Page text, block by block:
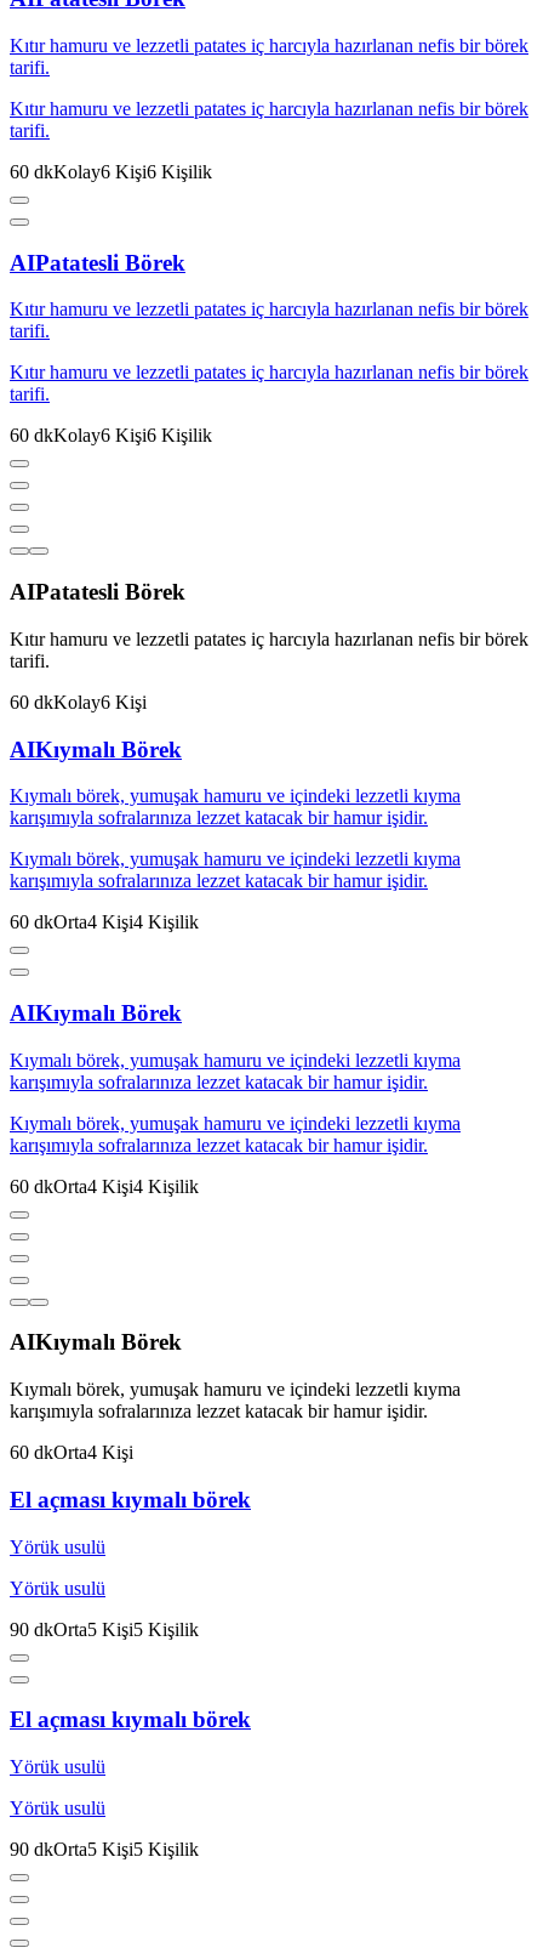
Kıtır hamuru ve lezzetli patates iç harcıyla hazırlanan nefis bir börek
tarifi.
Kıtır hamuru ve lezzetli patates iç harcıyla hazırlanan nefis bir börek
tarifi.
60 dkKolay6 Kişi6 Kişilik
AIPatatesli Börek
Kıtır hamuru ve lezzetli patates iç harcıyla hazırlanan nefis bir börek
tarifi.
Kıtır hamuru ve lezzetli patates iç harcıyla hazırlanan nefis bir börek
tarifi.
60 dkKolay6 Kişi6 Kişilik
AIPatatesli Börek
Kıtır hamuru ve lezzetli patates iç harcıyla hazırlanan nefis bir börek
tarifi.
60 dkKolay6 Kişi
AIKıymalı Börek
Kıymalı börek, yumuşak hamuru ve içindeki lezzetli kıyma
karışımıyla sofralarınıza lezzet katacak bir hamur işidir.
Kıymalı börek, yumuşak hamuru ve içindeki lezzetli kıyma
karışımıyla sofralarınıza lezzet katacak bir hamur işidir.
60 dkOrta4 Kişi4 Kişilik
AIKıymalı Börek
Kıymalı börek, yumuşak hamuru ve içindeki lezzetli kıyma
karışımıyla sofralarınıza lezzet katacak bir hamur işidir.
Kıymalı börek, yumuşak hamuru ve içindeki lezzetli kıyma
karışımıyla sofralarınıza lezzet katacak bir hamur işidir.
60 dkOrta4 Kişi4 Kişilik
AIKıymalı Börek
Kıymalı börek, yumuşak hamuru ve içindeki lezzetli kıyma
karışımıyla sofralarınıza lezzet katacak bir hamur işidir.
60 dkOrta4 Kişi
El açması kıymalı börek
Yörük usulü
Yörük usulü
90 dkOrta5 Kişi5 Kişilik
El açması kıymalı börek
Yörük usulü
Yörük usulü
90 dkOrta5 Kişi5 Kişilik